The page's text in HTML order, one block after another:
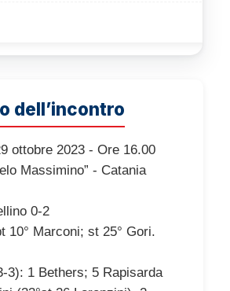
dell’incontro
ottobre 2023 - Ore 16.00
Massimino” - Catania
0-2
10° Marconi; st 25° Gori.
3): 1 Bethers; 5 Rapisarda